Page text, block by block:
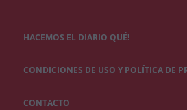
HACEMOS EL DIARIO QUÉ!
CONDICIONES DE USO Y POLÍTICA DE
CONTACTO